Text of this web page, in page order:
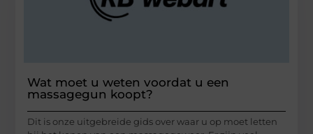
Wat moet u weten voordat u een
massagegun koopt?
Dit is onze uitgebreide gids over waar u op moet letten